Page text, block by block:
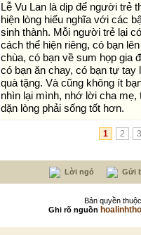
Lễ Vu Lan là dịp để người trẻ
hiện lòng hiếu nghĩa với các
sinh thành. Mỗi người trẻ lại có
cách thể hiện riêng, có bạn lên
chùa, có bạn về sum họp gia
có bạn ăn chay, có bạn tự tay
quà tặng. Và cũng không ít
nhìn lại mình, nhớ lời cha mẹ,
dặn lòng phải sống tốt hơn.
1 2 3
Lời ngỏ Gửi
Bản quyền
Ghi rõ nguồn